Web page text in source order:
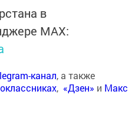
в
MАХ:
канал, а также
, «Дзен» и Макс